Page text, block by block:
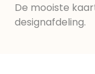
De mooiste
designafdeling.